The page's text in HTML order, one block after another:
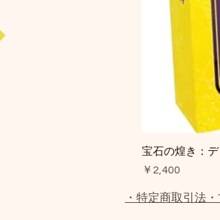
宝石の煌き：
価格
￥2,400
・特定商取引法